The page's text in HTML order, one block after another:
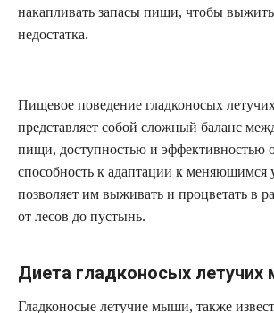
накапливать запасы пищи, чтобы
недостатка.
Пищевое поведение гладконосых
представляет собой сложный баланс
пищи, доступностью и эффективностью
способность к адаптации к меняющимся
позволяет им выживать и процветать в
от лесов до пустынь.
Диета гладконосых
Гладконосые летучие мыши, также